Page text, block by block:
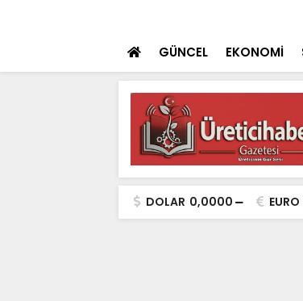
GÜNCEL EKONOMİ
DOLAR 0,0000 EURO